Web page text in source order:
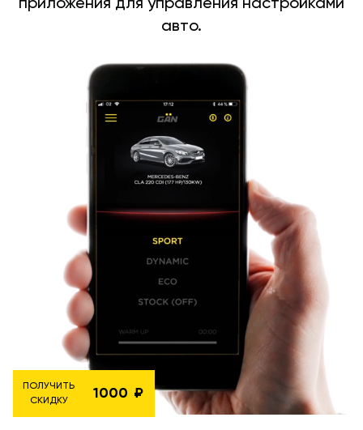
приложения для управления настройками
авто.
ПОЛУЧИТЬ
СКИДКУ
1000